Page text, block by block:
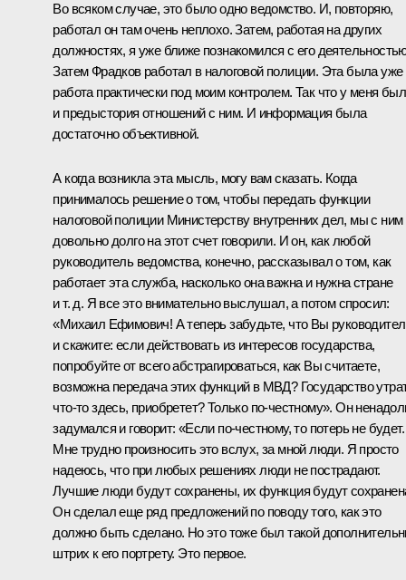
Во всяком случае, это было одно ведомство. И, повторяю,
работал он там очень неплохо. Затем, работая на других
должностях, я уже ближе познакомился с его
Затем Фрадков работал в налоговой полиции. Эта была уже
работа практически под моим контролем. Так что у меня
и предыстория отношений с ним. И информация была
достаточно объективной.
А когда возникла эта мысль, могу вам сказать. Когда
принималось решение о том, чтобы передать функции
налоговой полиции Министерству внутренних дел, мы с ним
довольно долго на этот счет говорили. И он, как любой
руководитель ведомства, конечно, рассказывал о том, как
работает эта служба, насколько она важна и нужна стране
и т. д. Я все это внимательно выслушал, а потом спросил:
«Михаил Ефимович! А теперь забудьте, что Вы
и скажите: если действовать из интересов государства,
попробуйте от всего абстрагироваться, как Вы считаете,
возможна передача этих функций в МВД? Государство
что‑то здесь, приобретет? Только по‑честному». Он
задумался и говорит: «Если по‑честному, то потерь не будет.
Мне трудно произносить это вслух, за мной люди. Я просто
надеюсь, что при любых решениях люди не пострадают.
Лучшие люди будут сохранены, их функция будут
Он сделал еще ряд предложений по поводу того, как это
должно быть сделано. Но это тоже был такой
штрих к его портрету. Это первое.